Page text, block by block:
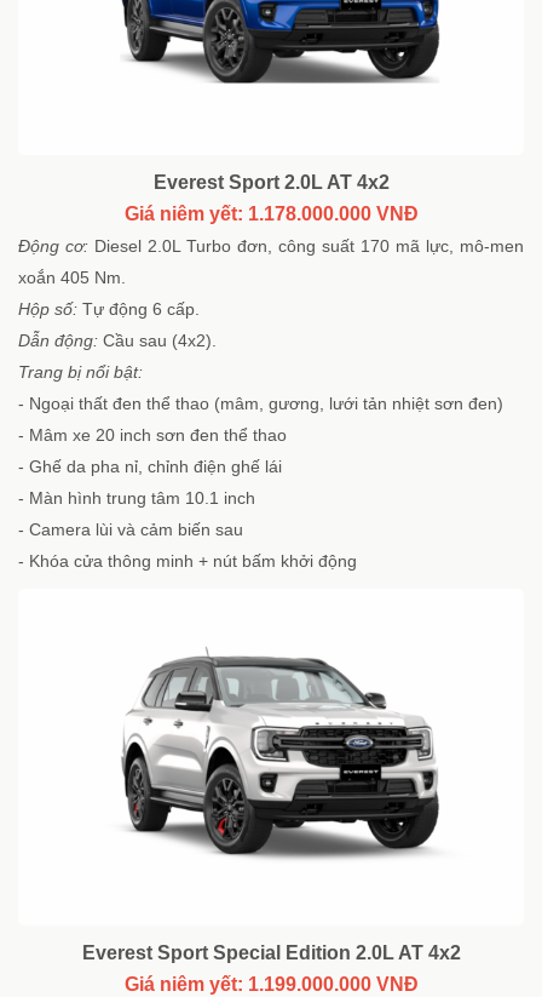
Everest Sport 2.0L AT 4x2
Giá niêm yết: 1.178.000.000 VNĐ
Động cơ: Diesel 2.0L Turbo đơn, công suất 170 mã lực, mô-men
xoắn 405 Nm.
Hộp số: Tự động 6 cấp.
Dẫn động: Cầu sau (4x2).
Trang bị nổi bật:
- Ngoại thất đen thể thao (mâm, gương, lưới tản nhiệt sơn đen)
- Mâm xe 20 inch sơn đen thể thao
- Ghế da pha nỉ, chỉnh điện ghế lái
- Màn hình trung tâm 10.1 inch
- Camera lùi và cảm biến sau
- Khóa cửa thông minh + nút bấm khởi động
Everest Sport Special Edition 2.0L AT 4x2
Giá niêm yết: 1.199.000.000 VNĐ